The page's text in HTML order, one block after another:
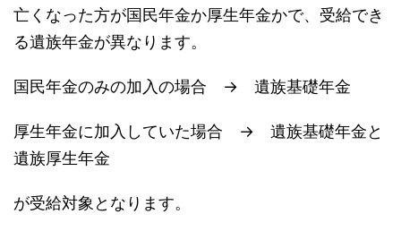
亡くなった方が国民年金か厚生年金かで、受給でき
る遺族年金が異なります。
国民年金のみの加入の場合 → 遺族基礎年金
厚生年金に加入していた場合 → 遺族基礎年金と
遺族厚生年金
が受給対象となります。